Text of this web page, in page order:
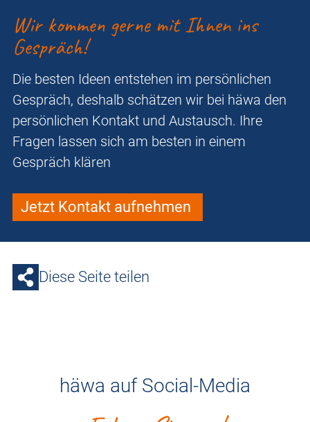
Wir kommen gerne mit Ihnen ins
Gespräch!
Die besten Ideen entstehen im persönlichen
Gespräch, deshalb schätzen wir bei häwa den
persönlichen Kontakt und Austausch. Ihre
Fragen lassen sich am besten in einem
Gespräch klären
Jetzt Kontakt aufnehmen
Diese Seite teilen
häwa auf Social-Media